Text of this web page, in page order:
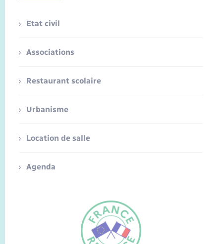
Etat civil
Associations
Restaurant scolaire
Urbanisme
Location de salle
Agenda